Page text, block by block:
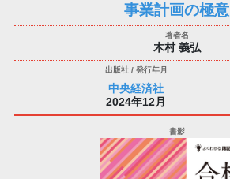
事業計画の極意
木村 義弘
中央経済社
2024年12月